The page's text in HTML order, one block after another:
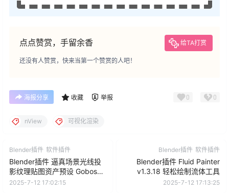
点点赞赏，手留余香 给TA打赏
还没有人赞赏，快来当第一个赞赏的人吧！
海报分享 收藏 举报 0 0
nView 可视化渲染
Blender插件 软件插件
Blender插件 逼真场景光线投
影纹理贴图资产预设 Gobos
Light Textures V2
2025-7-12 17:02:15
Blender插件 软件插件
Blender插件 Fluid Painter
v1.3.18 轻松绘制流体工具
2025-7-12 17:13:25